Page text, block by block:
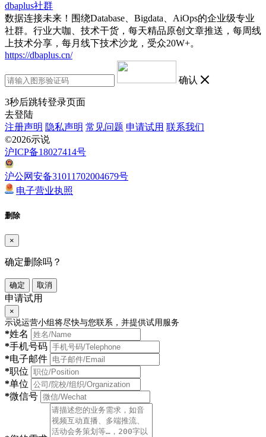
dbaplus社群
数据连接未来！围绕Database、Bigdata、AiOps的企业级专业
社群。行业大咖、技术干货，每天精品原创文章推送，每周线
上技术分享，每月线下技术沙龙，受众20W+。
https://dbaplus.cn/
确认
3秒后跳转登录页面
去登陆
注册声明 隐私声明 常见问题 申请试用 联系我们
©2026示说
沪ICP备18027414号
沪公网安备31011702004679号
电子营业执照
删除
×
确定删除吗？
确定 取消
申请试用
×
示说运营小组将尽快与您联系，并提供试用服务
*姓名
*手机号码
*电子邮件
*职位
*单位
*微信号